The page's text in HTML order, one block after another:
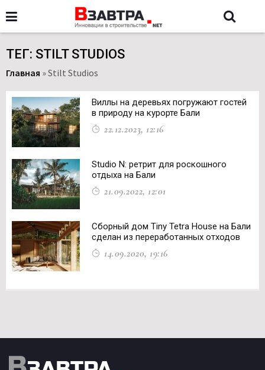
ТЕГ: STILT STUDIOS
Главная »Stilt Studios
Виллы на деревьях погружают гостей
в природу на курорте Бали
22.12.2023, 12:16
Studio N: ретрит для роскошного
отдыха на Бали
21.09.2022, 12:01
Сборный дом Tiny Tetra House на Бали
сделан из переработанных отходов
14.09.2020, 19:16